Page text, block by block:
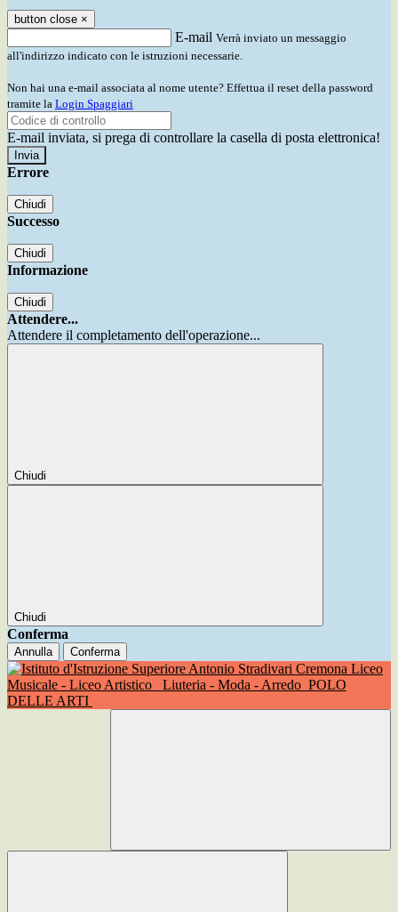
button close ×
E-mail Verrà inviato un messaggio
all'indirizzo indicato con le istruzioni necessarie.
Non hai una e-mail associata al nome utente? Effettua il reset della password
tramite la Login Spaggiari
E-mail inviata, si prega di controllare la casella di posta elettronica!
Errore
Chiudi
Successo
Chiudi
Informazione
Chiudi
Attendere...
Attendere il completamento dell'operazione...
Chiudi
Chiudi
Conferma
Annulla Conferma
Liceo
Musicale - Liceo Artistico
Liuteria - Moda - Arredo POLO
DELLE ARTI